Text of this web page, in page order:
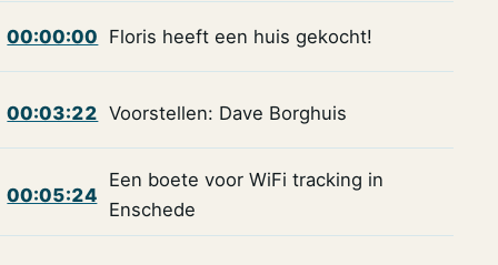
00:00:00 Floris heeft een huis gekocht!
00:03:22 Voorstellen: Dave Borghuis
00:05:24
Een boete voor WiFi tracking in
Enschede